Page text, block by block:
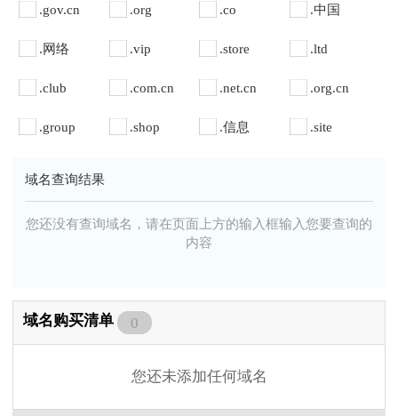
.gov.cn .org .co .中国
.网络 .vip .store .ltd
.club .com.cn .net.cn .org.cn
.group .shop .信息 .site
域名查询结果
您还没有查询域名，请在页面上方的输入框输入您要查询的
内容
域名购买清单 0
您还未添加任何域名